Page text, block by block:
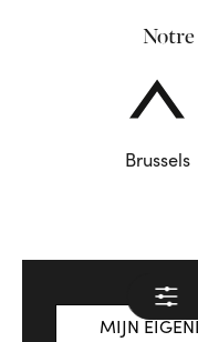
Notre
Brussels
MIJN